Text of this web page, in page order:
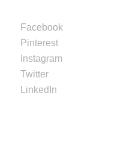
Facebook
Pinterest
Instagram
Twitter
LinkedIn